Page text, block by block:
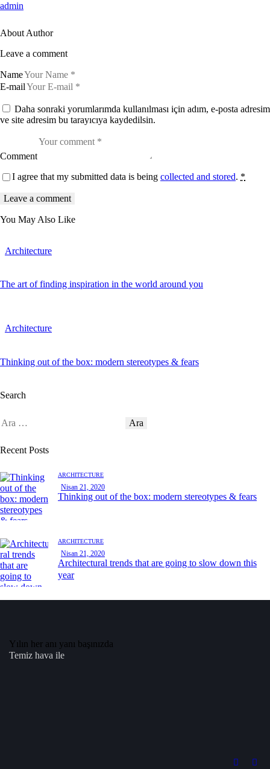
admin
About Author
Leave a comment
Name
E-mail
Daha sonraki yorumlarımda kullanılması için adım, e-posta adresim
ve site adresim bu tarayıcıya kaydedilsin.
Comment
I agree that my submitted data is being collected and stored. *
You May Also Like
Architecture
The art of finding inspiration in the world around you
Architecture
Thinking out of the box: modern stereotypes & fears
Search
Recent Posts
ARCHITECTURE
Nisan 21, 2020
Thinking out of the box: modern stereotypes & fears
ARCHITECTURE
Nisan 21, 2020
Architectural trends that are going to slow down this
year
​Yılın her anı yanı başınızda
Temiz hava ile